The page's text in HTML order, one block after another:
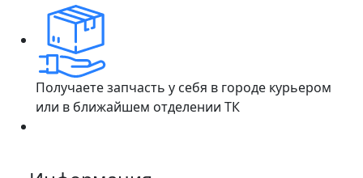
Получаете запчасть у себя в городе курьером
или в ближайшем отделении ТК